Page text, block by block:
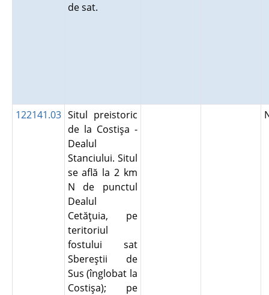
de sat.
122141.03 Situl preistoric
de la Costişa -
Dealul
Stanciului. Situl
se află la 2 km
N de punctul
Dealul
Cetăţuia, pe
teritoriul
fostului sat
Sbereştii de
Sus (înglobat la
Costişa); pe